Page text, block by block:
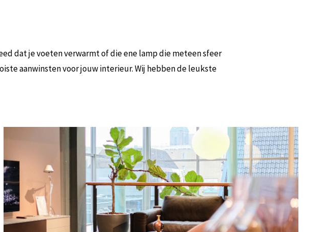
dat je voeten verwarmt of die ene lamp die meteen sfeer
aanwinsten voor jouw interieur. Wij hebben de leukste